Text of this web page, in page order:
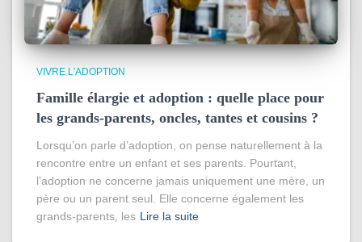
VIVRE L'ADOPTION
Famille élargie et adoption : quelle place pour
les grands-parents, oncles, tantes et cousins ?
Lorsqu’on parle d’adoption, on pense naturellement à la
rencontre entre un enfant et ses parents. Pourtant,
l’adoption ne concerne jamais uniquement une mère, un
père ou un parent seul. Elle concerne également les
grands-parents, les Lire la suite